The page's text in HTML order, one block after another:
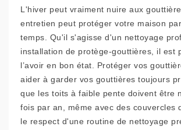
L'hiver peut vraiment nuire aux
entretien peut protéger votre maison
temps. Qu'il s'agisse d'un nettoyage
installation de protège-gouttières, il est
l’avoir en bon état. Protéger vos
aider à garder vos gouttières toujours
que les toits à faible pente doivent être
fois par an, même avec des couvercles
le respect d'une routine de nettoyage